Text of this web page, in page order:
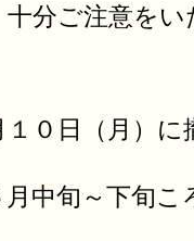
分ご注意を
０日（月）
中旬～下旬